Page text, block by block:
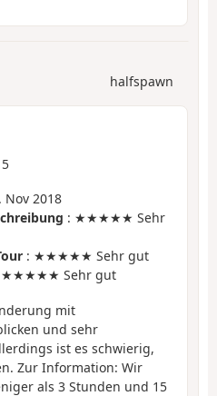
halfspawn
5
Nov 2018
: ★★★★★ Sehr
: ★★★★★ Sehr gut
★★★★★ Sehr gut
mit
und sehr
ist es schwierig,
Zur Information: Wir
als 3 Stunden und 15